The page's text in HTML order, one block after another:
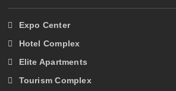
Expo Center
Hotel Complex
Elite Apartments
Tourism Complex